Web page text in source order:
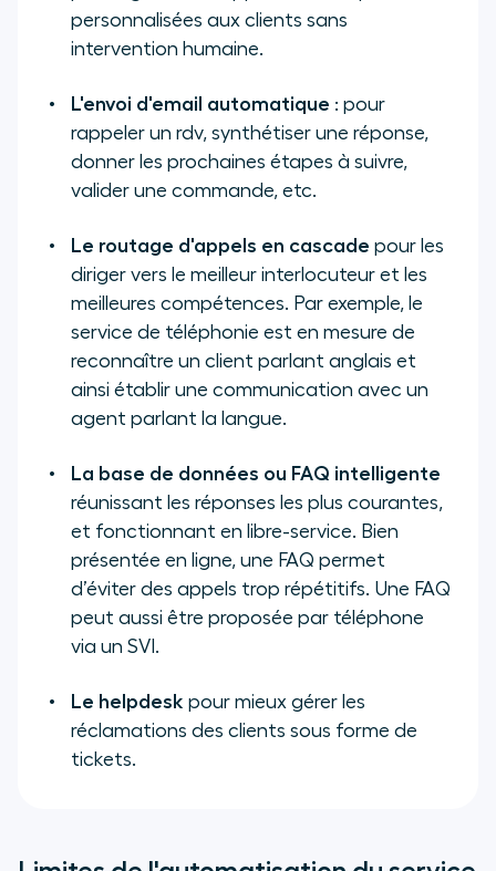
personnalisées aux clients sans
intervention humaine.
L'envoi d'email automatique : pour
rappeler un rdv, synthétiser une réponse,
donner les prochaines étapes à suivre,
valider une commande, etc.
Le routage d'appels en cascade pour les
diriger vers le meilleur interlocuteur et les
meilleures compétences. Par exemple, le
service de téléphonie est en mesure de
reconnaître un client parlant anglais et
ainsi établir une communication avec un
agent parlant la langue.
La base de données ou FAQ intelligente
réunissant les réponses les plus courantes,
et fonctionnant en libre-service. Bien
présentée en ligne, une FAQ permet
d’éviter des appels trop répétitifs. Une FAQ
peut aussi être proposée par téléphone
via un SVI.
Le helpdesk pour mieux gérer les
réclamations des clients sous forme de
tickets.